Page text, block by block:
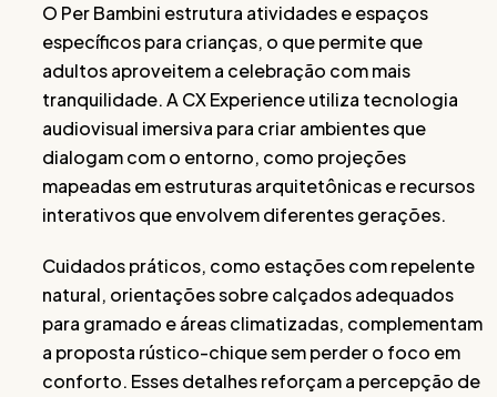
O Per Bambini estrutura atividades e espaços
específicos para crianças, o que permite que
adultos aproveitem a celebração com mais
tranquilidade. A CX Experience utiliza tecnologia
audiovisual imersiva para criar ambientes que
dialogam com o entorno, como projeções
mapeadas em estruturas arquitetônicas e recursos
interativos que envolvem diferentes gerações.
Cuidados práticos, como estações com repelente
natural, orientações sobre calçados adequados
para gramado e áreas climatizadas, complementam
a proposta rústico-chique sem perder o foco em
conforto. Esses detalhes reforçam a percepção de